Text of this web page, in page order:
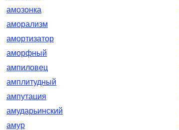
амозонка
аморализм
амортизатор
аморфный
ампиловец
амплитудный
ампутация
амударьинский
амур